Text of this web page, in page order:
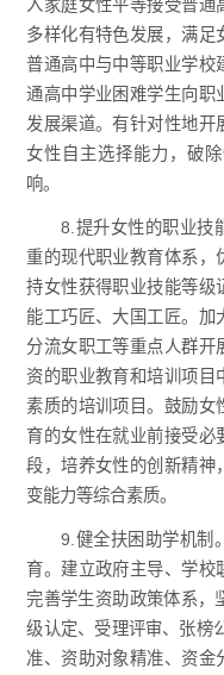
入家庭女性平等接受普通
多样化有特色发展，满足
普通高中与中等职业学校
通高中学业困难学生向职
发展渠道。有针对性地开
女性自主选择能力，破
响。
8.提升女性的职业技能
重的现代职业教育体系，
持女性获得职业技能等级
能工巧匠、大国工匠。加
分流女职工等重点人群开
资的职业教育和培训项目
素质的培训项目。鼓励女
育的女性在就业前接受必
段，培养女性的创新精神
变能力等综合素质。
9.健全扶困助学机制。
育。建立政府主导、学校
完善学生资助政策体系，
级认定、受理评审、张榜
准、资助对象精准、资金